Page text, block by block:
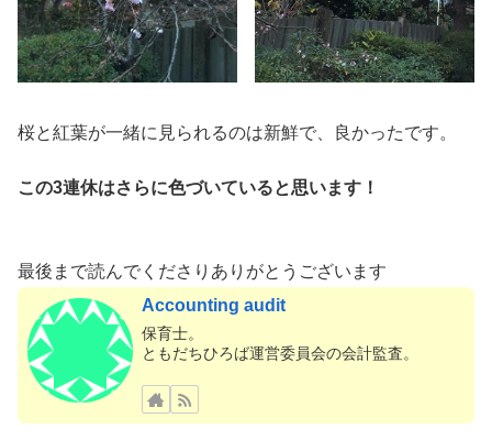
桜と紅葉が一緒に見られるのは新鮮で、良かったです。
この3連休はさらに色づいていると思います！
最後まで読んでくださりありがとうございます
Accounting audit
保育士。
ともだちひろば運営委員会の会計監査。